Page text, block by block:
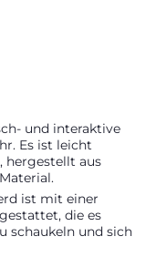
und interaktive
Es ist leicht
hergestellt aus
ist mit einer
die es
schaukeln und sich